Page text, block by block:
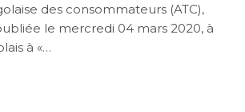
des consommateurs (ATC),
le mercredi 04 mars 2020, à
à «…